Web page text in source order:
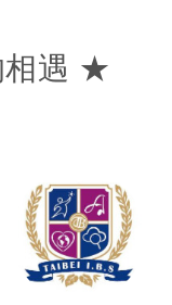
相遇 ★